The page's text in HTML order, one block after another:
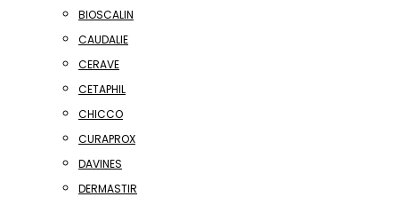
BIOSCALIN
CAUDALIE
CERAVE
CETAPHIL
CHICCO
CURAPROX
DAVINES
DERMASTIR